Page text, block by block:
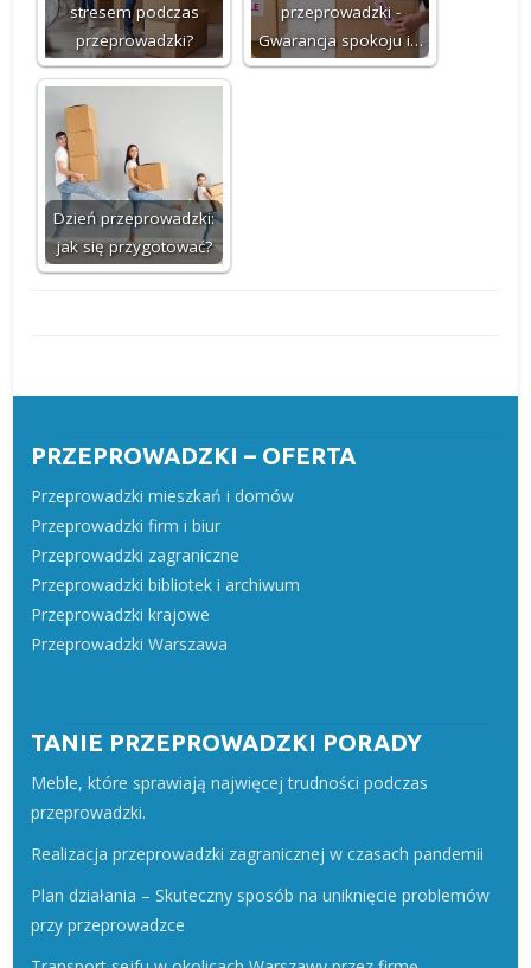
stresem podczas
przeprowadzki?
przeprowadzki -
Gwarancja spokoju i…
Dzień przeprowadzki:
jak się przygotować?
PRZEPROWADZKI – OFERTA
Przeprowadzki mieszkań i domów
Przeprowadzki firm i biur
Przeprowadzki zagraniczne
Przeprowadzki bibliotek i archiwum
Przeprowadzki krajowe
Przeprowadzki Warszawa
TANIE PRZEPROWADZKI PORADY
Meble, które sprawiają najwięcej trudności podczas
przeprowadzki.
Realizacja przeprowadzki zagranicznej w czasach pandemii
Plan działania – Skuteczny sposób na uniknięcie problemów
przy przeprowadzce